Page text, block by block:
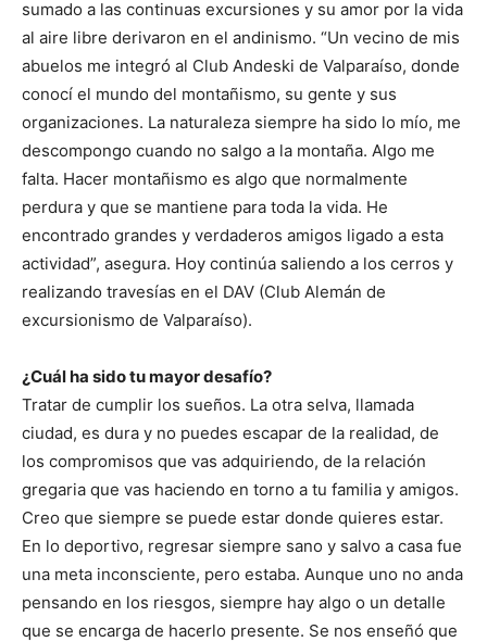
sumado a las continuas excursiones y su amor por la vida
al aire libre derivaron en el andinismo. “Un vecino de mis
abuelos me integró al Club Andeski de Valparaíso, donde
conocí el mundo del montañismo, su gente y sus
organizaciones. La naturaleza siempre ha sido lo mío, me
descompongo cuando no salgo a la montaña. Algo me
falta. Hacer montañismo es algo que normalmente
perdura y que se mantiene para toda la vida. He
encontrado grandes y verdaderos amigos ligado a esta
actividad”, asegura. Hoy continúa saliendo a los cerros y
realizando travesías en el DAV (Club Alemán de
excursionismo de Valparaíso).
¿Cuál ha sido tu mayor desafío?
Tratar de cumplir los sueños. La otra selva, llamada
ciudad, es dura y no puedes escapar de la realidad, de
los compromisos que vas adquiriendo, de la relación
gregaria que vas haciendo en torno a tu familia y amigos.
Creo que siempre se puede estar donde quieres estar.
En lo deportivo, regresar siempre sano y salvo a casa fue
una meta inconsciente, pero estaba. Aunque uno no anda
pensando en los riesgos, siempre hay algo o un detalle
que se encarga de hacerlo presente. Se nos enseñó que